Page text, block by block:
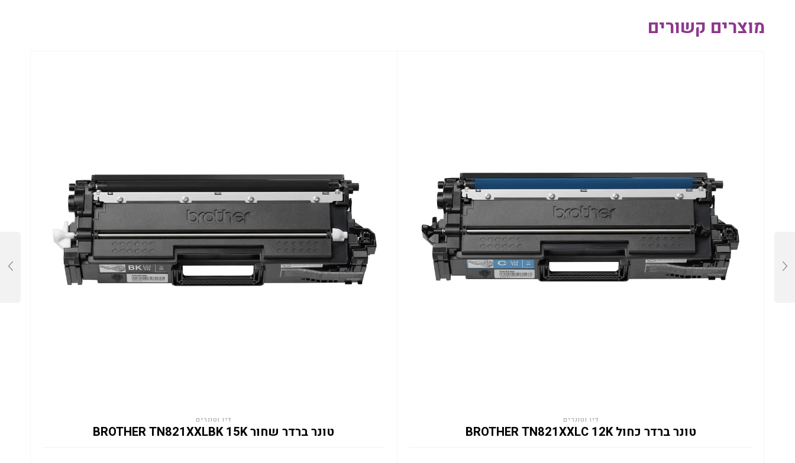
מוצרים קשורים
דיו וטונרים
טונר ברדר שחור BROTHER TN821XXLBK 15K
דיו וטונרים
טונר ברדר כחול BROTHER TN821XXLC 12K